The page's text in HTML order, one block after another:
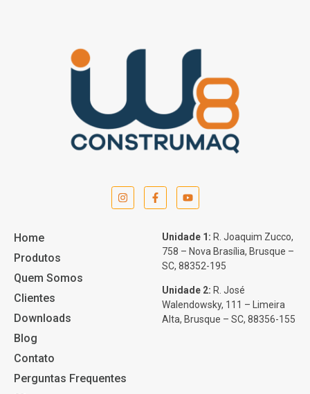
Home
Produtos
Quem Somos
Clientes
Downloads
Blog
Contato
Perguntas Frequentes
Unidade 1: R. Joaquim Zucco,
758 – Nova Brasília, Brusque –
SC, 88352-195
Unidade 2: R. José
Walendowsky, 111 – Limeira
Alta, Brusque – SC, 88356-155